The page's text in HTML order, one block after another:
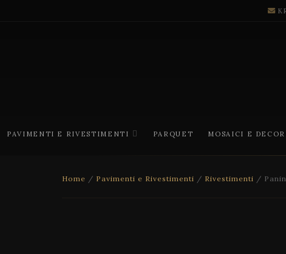
PAVIMENTI E RIVESTIMENTI PARQUET MOSAICI E
Home / Pavimenti e Rivestimenti / Rivestimenti /